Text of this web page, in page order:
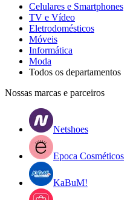
Celulares e Smartphones
TV e Vídeo
Eletrodomésticos
Móveis
Informática
Moda
Todos os departamentos
Nossas marcas e parceiros
Netshoes
Epoca Cosméticos
KaBuM!